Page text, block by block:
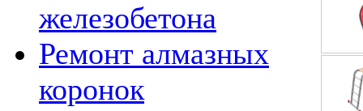
железобетона
Ремонт алмазных
коронок